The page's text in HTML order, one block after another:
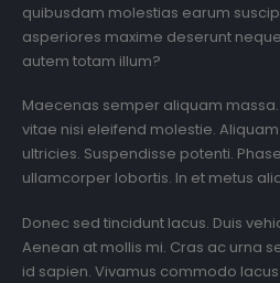
quibusdam molestias earum
asperiores maxime deserunt
autem totam illum?
Maecenas semper aliquam
vitae nisi eleifend molestie.
ultricies. Suspendisse potenti.
ullamcorper lobortis. In et metus
Donec sed tincidunt lacus. Duis
Aenean at mollis mi. Cras ac urna
id sapien. Vivamus commodo